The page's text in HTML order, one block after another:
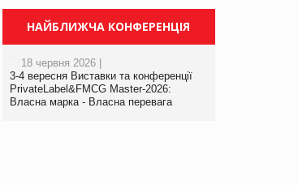
Людмила
компанії на
Особливості.
НАЙБЛИЖЧА КОНФЕРЕНЦІЯ
18 червня 2026 |
3-4 вересня Виставки та конференції
PrivateLabel&FMCG Master-2026:
Власна марка - Власна перевага